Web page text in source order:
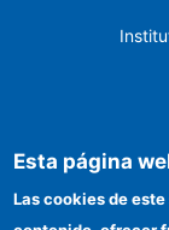
Esta página
Las cookies de